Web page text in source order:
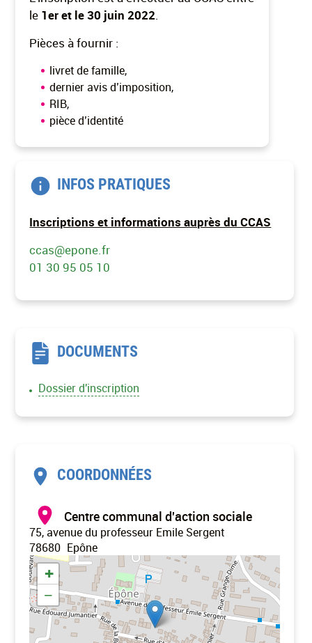
le 1er et le 30 juin 2022.
Pièces à fournir :
livret de famille,
dernier avis d’imposition,
RIB,
pièce d’identité
INFOS PRATIQUES
Inscriptions et informations auprès du CCAS
ccas@epone.fr
01 30 95 05 10
DOCUMENTS
Dossier d'inscription
COORDONNÉES
Centre communal d'action sociale
75, avenue du professeur Emile Sergent
78680 Epône
+
−